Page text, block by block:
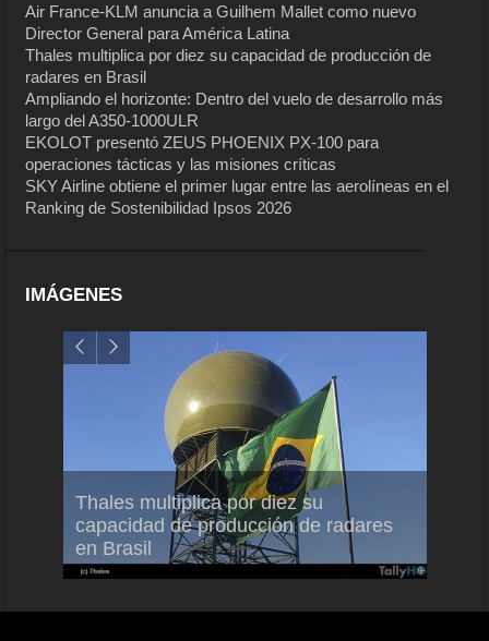
Air France-KLM anuncia a Guilhem Mallet como nuevo
Director General para América Latina
Thales multiplica por diez su capacidad de producción de
radares en Brasil
Ampliando el horizonte: Dentro del vuelo de desarrollo más
largo del A350-1000ULR
EKOLOT presentó ZEUS PHOENIX PX-100 para
operaciones tácticas y las misiones críticas
SKY Airline obtiene el primer lugar entre las aerolíneas en el
Ranking de Sostenibilidad Ipsos 2026
IMÁGENES
Thales multiplica por diez su
capacidad de producción de radares
en Brasil